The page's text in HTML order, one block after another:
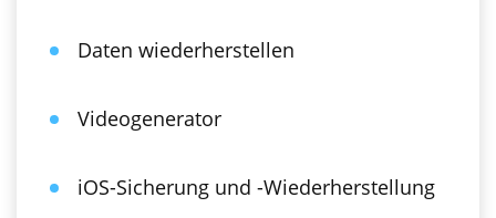
Daten wiederherstellen
Videogenerator
iOS-Sicherung und -Wiederherstellung